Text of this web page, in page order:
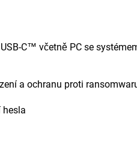
C™ včetně PC se
a ochranu proti
hesla